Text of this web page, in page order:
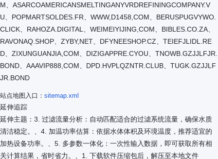
M、ASARCOAMERICANSMELTINGANYVRDREFININGCOMPANY.V
U、POPMARTSOLDES.FR、WWW,D1458,COM、BERUSPUGVYWO.
CLICK、RAHOZA.DIGITAL、WEIMEIYIJING,COM、BIBLES.CO.ZA、
RAVONAQ.SHOP、ZYBY,NET、DFYNEESHOP.CZ、TEIEFJLIDL.RE
D、ZIXUNGUANJIA,COM、DIZIGAPPRE.CYOU、TNOWB.GZJJLFJR.
BOND、AAAVIP888,COM、DPD.HVPLQZNTR.CLUB、TUGK.GZJJLF
JR.BOND
站点地图入口： sitemap.xml
延伸追踪
延伸主题：3. 过滤流量分析：自动匹配适合的过滤系统流量，确保水质
清洁稳定。、4. 加温功率估算：依据水体体积及环境温度，推荐适宜的
加热设备功率。、5. 多参数一体化：一次性输入数据，即可获取所有相
关计算结果，省时省力。、1. 下载软件压缩包后，解压至本地文件